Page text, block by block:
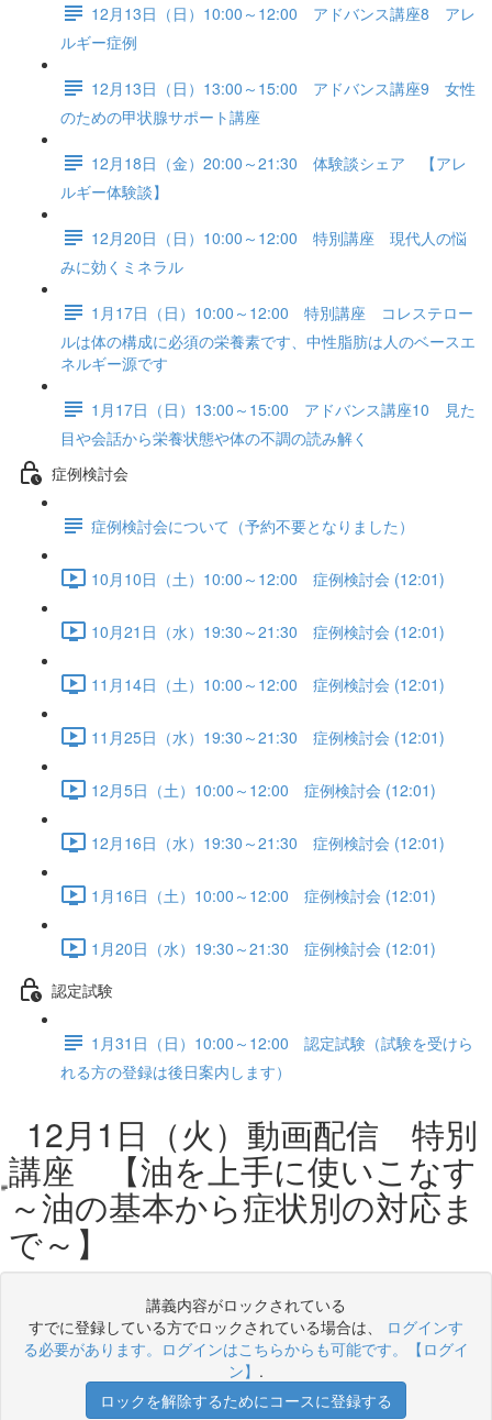
12月13日（日）10:00～12:00 アドバンス講座8 アレ
ルギー症例
12月13日（日）13:00～15:00 アドバンス講座9 女性
のための甲状腺サポート講座
12月18日（金）20:00～21:30 体験談シェア 【アレ
ルギー体験談】
12月20日（日）10:00～12:00 特別講座 現代人の悩
みに効くミネラル
1月17日（日）10:00～12:00 特別講座 コレステロー
ルは体の構成に必須の栄養素です、中性脂肪は人のベースエ
ネルギー源です
1月17日（日）13:00～15:00 アドバンス講座10 見た
目や会話から栄養状態や体の不調の読み解く
症例検討会
症例検討会について（予約不要となりました）
10月10日（土）10:00～12:00 症例検討会 (12:01)
10月21日（水）19:30～21:30 症例検討会 (12:01)
11月14日（土）10:00～12:00 症例検討会 (12:01)
11月25日（水）19:30～21:30 症例検討会 (12:01)
12月5日（土）10:00～12:00 症例検討会 (12:01)
12月16日（水）19:30～21:30 症例検討会 (12:01)
1月16日（土）10:00～12:00 症例検討会 (12:01)
1月20日（水）19:30～21:30 症例検討会 (12:01)
認定試験
1月31日（日）10:00～12:00 認定試験（試験を受けら
れる方の登録は後日案内します）
12月1日（火）動画配信 特別
講座 【油を上手に使いこなす
～油の基本から症状別の対応ま
で～】
講義内容がロックされている
すでに登録している方でロックされている場合は、 ログインす
る必要があります。ログインはこちらからも可能です。【ログイ
ン】 .
ロックを解除するためにコースに登録する